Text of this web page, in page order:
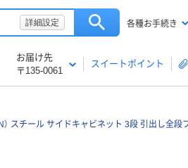
詳細設定 各種お手続き
お届け先
〒135-0061
スイートポイント
） スチール サイドキャビネット 3段 引出し全